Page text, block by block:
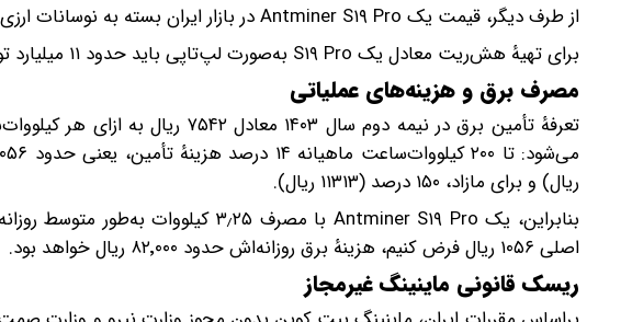
از طرف دیگر، قیمت یک Antminer S۱۹ Pro در بازار ایران بسته به نوسانات ارزی و موجودی، از حدود ۱۵۰ تا ۲۵۰ میلیون تومان متغیر است.
برای تهیهٔ هش‌ریت معادل یک S۱۹ Pro به‌صورت لپ‌تاپی باید حدود ۱۱ میلیارد تومان سرمایه‌گذاری کنید.
مصرف برق و هزینه‌های عملیاتی
تعرفهٔ تأمین برق در نیمه دوم سال
ریال) و برای مازاد، ۱۵۰ درصد (۱۱۳۱۳ ریال).
اصلی ۱۰۵۶ ریال فرض کنیم، هزینهٔ برق روزانه‌اش حدود ۸۲٬۰۰۰ ریال خواهد بود.
ریسک قانونی ماینینگ غیرمجاز